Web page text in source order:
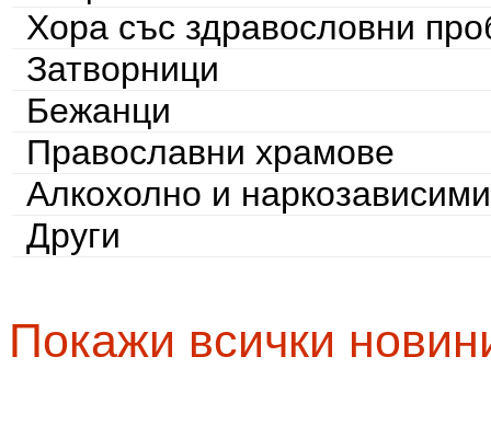
Хора със здравословни
Затворници
Бежанци
Православни храмове
Алкохолно и наркозависими
Други
Покажи всички